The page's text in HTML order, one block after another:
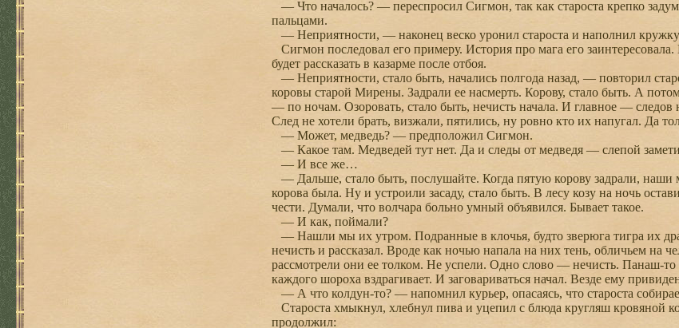
— Что началось? — переспросил Сигмон, так как староста крепко
пальцами.
— Неприятности, — наконец веско уронил староста и наполнил
Сигмон последовал его примеру. История про мага его
будет рассказать в казарме после отбоя.
— Неприятности, стало быть, начались полгода назад, — повторил
коровы старой Мирены. Задрали ее насмерть. Корову, стало быть. А
— по ночам. Озоровать, стало быть, нечисть начала. И главное —
След не хотели брать, визжали, пятились, ну ровно кто их напугал. Да
— Может, медведь? — предположил Сигмон.
— Какое там. Медведей тут нет. Да и следы от медведя — слепой
— И все же…
— Дальше, стало быть, послушайте. Когда пятую корову задрали,
корова была. Ну и устроили засаду, стало быть. В лесу козу на ночь
чести. Думали, что волчара больно умный объявился. Бывает такое.
— И как, поймали?
— Нашли мы их утром. Подранные в клочья, будто зверюга тигра их
нечисть и рассказал. Вроде как ночью напала на них тень, обличьем на
рассмотрели они ее толком. Не успели. Одно слово — нечисть. Панаш-
каждого шороха вздрагивает. И заговариваться начал. Везде ему
— А что колдун-то? — напомнил курьер, опасаясь, что староста
Староста хмыкнул, хлебнул пива и уцепил с блюда кругляш
продолжил: